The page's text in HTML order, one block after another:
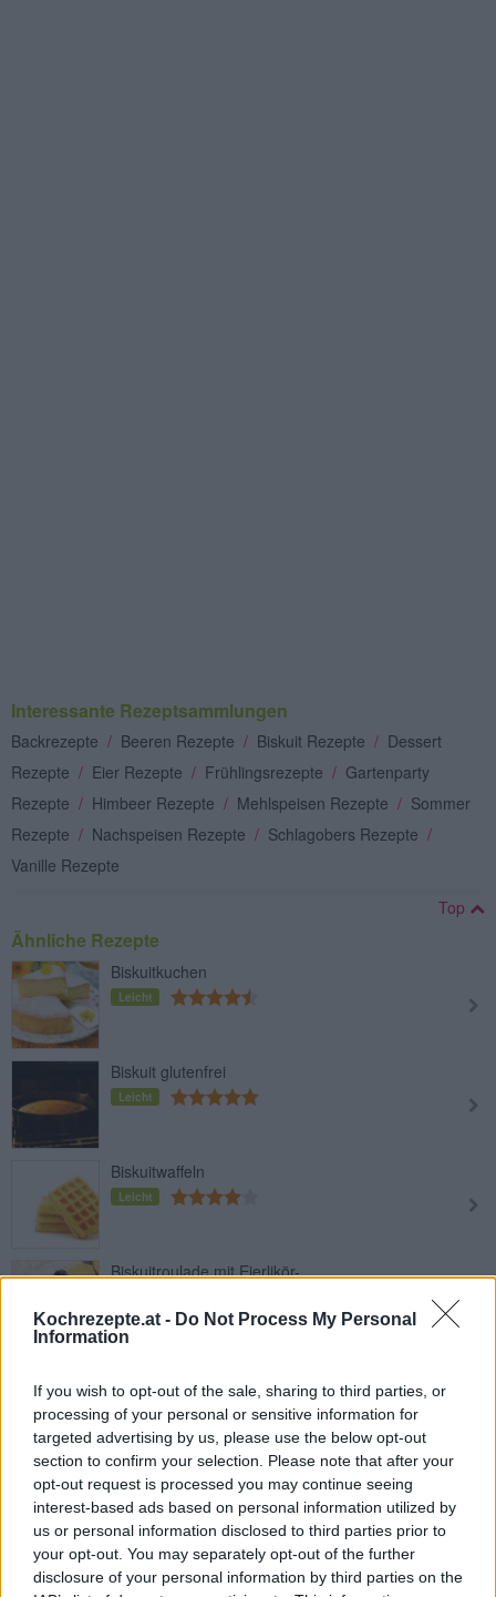
Kochrezepte.at - Do Not Process My Personal
Information
If you wish to opt-out of the sale, sharing to third parties, or
processing of your personal or sensitive information for
targeted advertising by us, please use the below opt-out
section to confirm your selection. Please note that after your
opt-out request is processed you may continue seeing
interest-based ads based on personal information utilized by
us or personal information disclosed to third parties prior to
your opt-out. You may separately opt-out of the further
disclosure of your personal information by third parties on the
Interessante Rezeptsammlungen
Backrezepte / Beeren Rezepte / Biskuit Rezepte / Dessert
Rezepte / Eier Rezepte / Frühlingsrezepte / Gartenparty
Rezepte / Himbeer Rezepte / Mehlspeisen Rezepte / Sommer
Rezepte / Nachspeisen Rezepte / Schlagobers Rezepte /
Vanille Rezepte
Top
Ähnliche Rezepte
Biskuitkuchen
Leicht
Biskuit glutenfrei
Leicht
Biskuitwaffeln
Leicht
Biskuitroulade mit Eierlikör-
Mittel
Leicht
Dreierlei Schokoladenroulade
Biskuitteig Grundrezept